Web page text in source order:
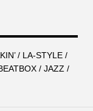
/ LA-STYLE /
/ JAZZ /